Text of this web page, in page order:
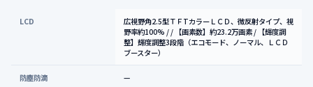
LCD
広視野角2.5型ＴＦTカラーＬＣＤ、微反射タイプ、視
野率約100% / / 【画素数】約23.2万画素 / 【輝度調
整】輝度調整3段階（エコモード、ノーマル、ＬＣＤ
ブースター）
防塵防滴 —